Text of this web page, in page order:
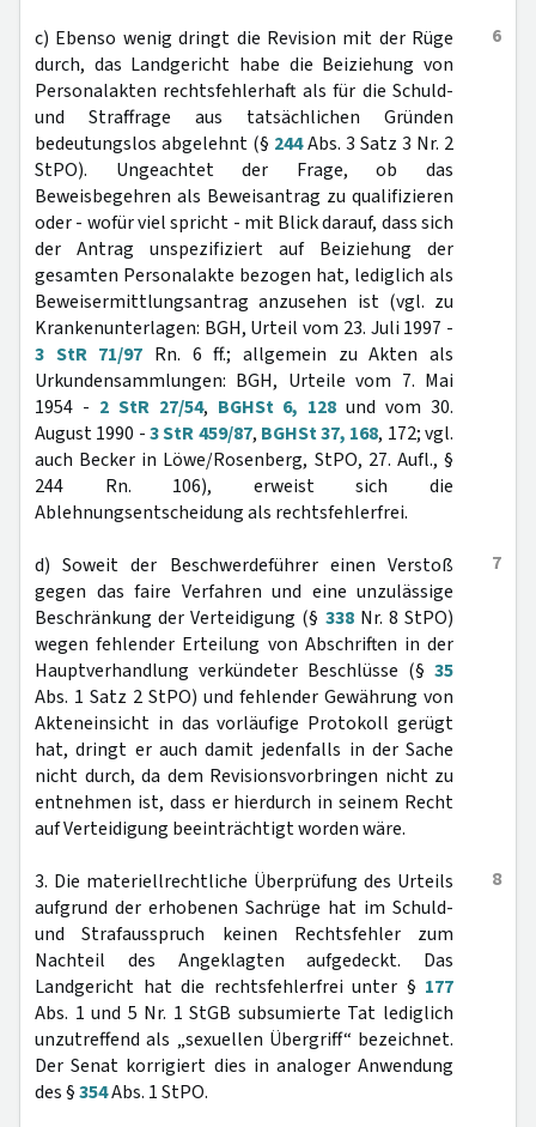
6
c) Ebenso wenig dringt die Revision mit der Rüge
durch, das Landgericht habe die Beiziehung von
Personalakten rechtsfehlerhaft als für die Schuld-
und Straffrage aus tatsächlichen Gründen
bedeutungslos abgelehnt (§ 244Abs. 3 Satz 3 Nr. 2
StPO). Ungeachtet der Frage, ob das
Beweisbegehren als Beweisantrag zu qualifizieren
oder - wofür viel spricht - mit Blick darauf, dass sich
der Antrag unspezifiziert auf Beiziehung der
gesamten Personalakte bezogen hat, lediglich als
Beweisermittlungsantrag anzusehen ist (vgl. zu
Krankenunterlagen: BGH, Urteil vom 23. Juli 1997 -
3 StR 71/97 Rn. 6 ff.; allgemein zu Akten als
Urkundensammlungen: BGH, Urteile vom 7. Mai
1954 - 2 StR 27/54, BGHSt 6, 128 und vom 30.
August 1990 -3 StR 459/87, BGHSt 37, 168, 172; vgl.
auch Becker in Löwe/Rosenberg, StPO, 27. Aufl., §
244 Rn. 106), erweist sich die
Ablehnungsentscheidung als rechtsfehlerfrei.
7
d) Soweit der Beschwerdeführer einen Verstoß
gegen das faire Verfahren und eine unzulässige
Beschränkung der Verteidigung (§ 338Nr. 8 StPO)
wegen fehlender Erteilung von Abschriften in der
Hauptverhandlung verkündeter Beschlüsse (§ 35
Abs. 1 Satz 2 StPO) und fehlender Gewährung von
Akteneinsicht in das vorläufige Protokoll gerügt
hat, dringt er auch damit jedenfalls in der Sache
nicht durch, da dem Revisionsvorbringen nicht zu
entnehmen ist, dass er hierdurch in seinem Recht
auf Verteidigung beeinträchtigt worden wäre.
8
3. Die materiellrechtliche Überprüfung des Urteils
aufgrund der erhobenen Sachrüge hat im Schuld-
und Strafausspruch keinen Rechtsfehler zum
Nachteil des Angeklagten aufgedeckt. Das
Landgericht hat die rechtsfehlerfrei unter § 177
Abs. 1 und 5 Nr. 1 StGB subsumierte Tat lediglich
unzutreffend als „sexuellen Übergriff“ bezeichnet.
Der Senat korrigiert dies in analoger Anwendung
des §354Abs. 1 StPO.